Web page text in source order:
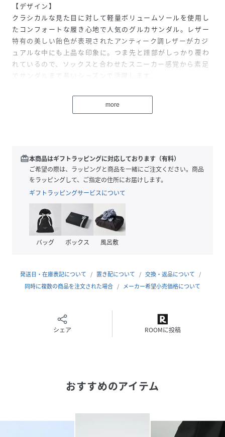
【デザイン】
クラシカルな見た目に対して軽量ボリュームソールを使用し
たコンフォートな履き心地で人気のグルカサンダル。レザー
特有の美しい飴色が表現されたアンティーク調レザーがカジ
ュアルな中にも上品な印象に。つま先と踵部がしっかり覆わ
れているので、ソックスと合わせたスニーカー感覚から素足
でサンダルまで長いシーズンで活躍します。
美しい光沢があり、シボ感が少なめのアンティーク調カーフ
【製法】
セメント
【ソール】
性別タイプ メンズ
素材 牛革
52521005055-7I-3M RV7046
more
redeem本商品はギフトラッピングに対応しております（有料）
ご希望の際は、ラッピングと商品を一緒にご注文ください。商品
をラッピングして、ご指定の住所にお届けします。
ギフトラッピングサービスについて
バッグ ボックス 風呂敷
発送日・在庫表記について 置き配について
交換・返品について
同時に複数の商品を注文された場合
メーカー希望小売価格について
シェア ROOMに投稿
おすすめのアイテム